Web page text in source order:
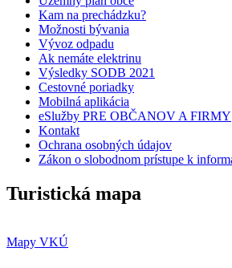
Kam na prechádzku?
Možnosti bývania
Vývoz odpadu
Ak nemáte elektrinu
Výsledky SODB 2021
Cestovné poriadky
Mobilná aplikácia
eSlužby PRE OBČANOV A FIRMY
Kontakt
Ochrana osobných údajov
Zákon o slobodnom prístupe k
Turistická mapa
Mapy VKÚ